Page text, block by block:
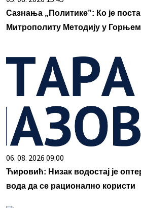
Сазнања „Политике”: Ко је
Митрополиту Методију у
06. 08. 2026 09:00
Ћировић: Низак водостај је
вода да се рационално користи